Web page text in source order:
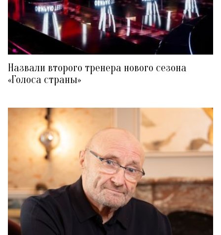
Назвали второго тренера нового сезона
«Голоса страны»